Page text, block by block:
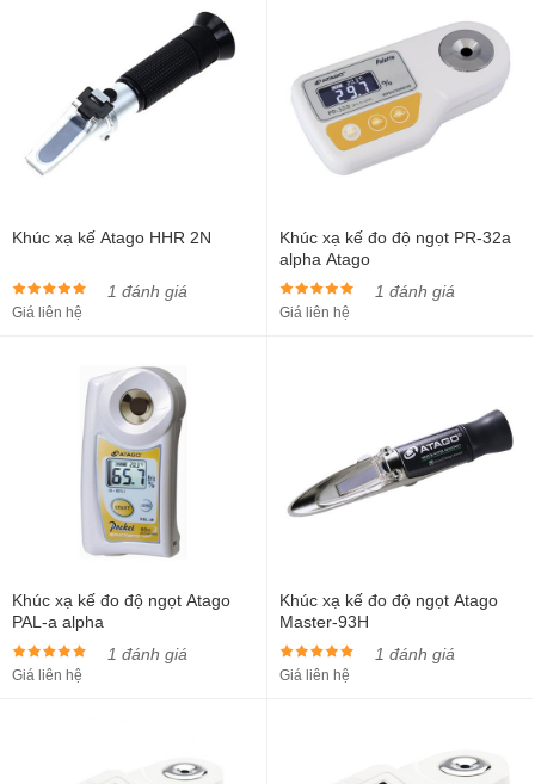
Khúc xạ kế Atago HHR 2N
1 đánh giá
Giá liên hệ
Khúc xạ kế đo độ ngọt PR-32a
alpha Atago
1 đánh giá
Giá liên hệ
Khúc xạ kế đo độ ngọt Atago
PAL-a alpha
1 đánh giá
Giá liên hệ
Khúc xạ kế đo độ ngọt Atago
Master-93H
1 đánh giá
Giá liên hệ